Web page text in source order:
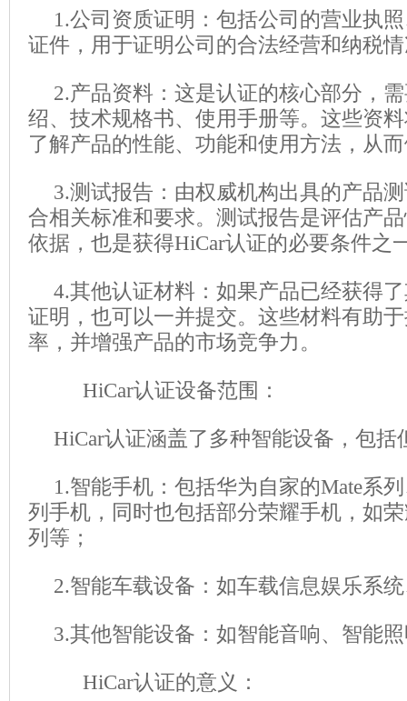
1.公司资质证明：包括公司的营业执
证件，用于证明公司的合法经营和纳税
2.产品资料：这是认证的核心部分，
绍、技术规格书、使用手册等。这些资
了解产品的性能、功能和使用方法，从
3.测试报告：由权威机构出具的产品
合相关标准和要求。测试报告是评估产
依据，也是获得HiCar认证的必要条件之
4.其他认证材料：如果产品已经获得
证明，也可以一并提交。这些材料有助
率，并增强产品的市场竞争力。
HiCar认证设备范围：
HiCar认证涵盖了多种智能设备，包括
1.智能手机：包括华为自家的Mate系
列手机，同时也包括部分荣耀手机，如
列等；
2.智能车载设备：如车载信息娱乐系
3.其他智能设备：如智能音响、智能
HiCar认证的意义：